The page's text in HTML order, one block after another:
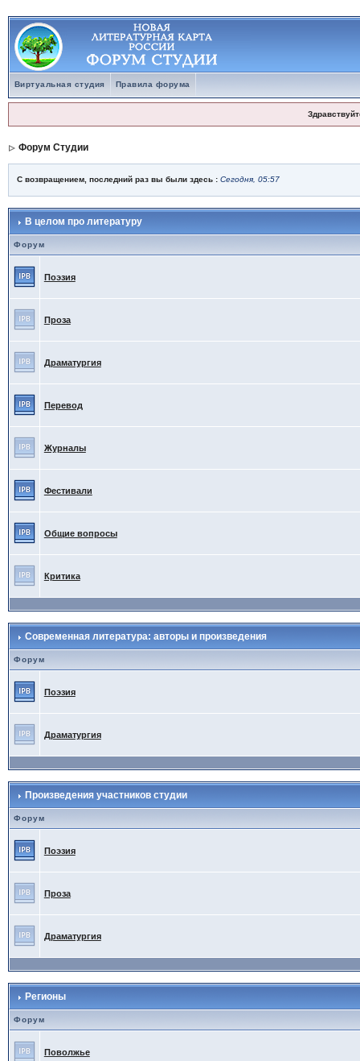
Виртуальная студия Правила форума
Форум Студии
С возвращением, последний раз вы были здесь : Сегодня, 05:57
В целом про литературу
Форум
Поэзия
Проза
Драматургия
Перевод
Журналы
Фестивали
Общие вопросы
Критика
Современная литература: авторы и произведения
Форум
Поэзия
Драматургия
Произведения участников студии
Форум
Поэзия
Проза
Драматургия
Регионы
Форум
Поволжье